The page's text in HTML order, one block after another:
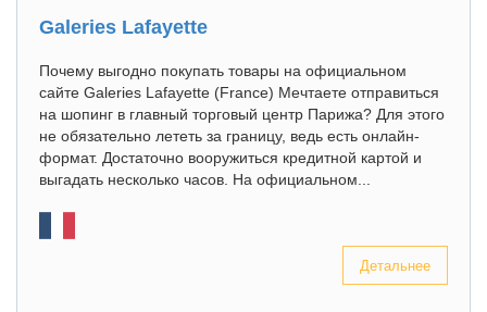
Galeries Lafayette
Почему выгодно покупать товары на официальном
сайте Galeries Lafayette (France) Мечтаете отправиться
на шопинг в главный торговый центр Парижа? Для этого
не обязательно лететь за границу, ведь есть онлайн-
формат. Достаточно вооружиться кредитной картой и
выгадать несколько часов. На официальном...
Детальнее